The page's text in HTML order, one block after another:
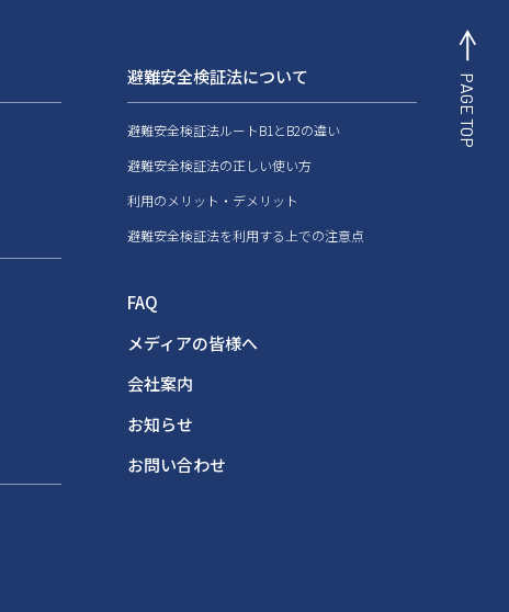
避難安全検証法について
避難安全検証法ルートB1とB2の違い
避難安全検証法の正しい使い方
利用のメリット・デメリット
避難安全検証法を利用する上での注意点
FAQ
メディアの皆様へ
会社案内
お知らせ
お問い合わせ
PAGE TOP